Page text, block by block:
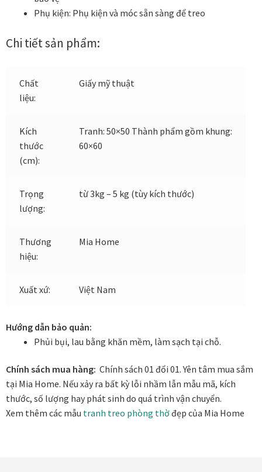
Đóng khung tranh kính cho tranh ảnh, giấy mỹ thuật,
poster, bản vẽ tay
Đóng khung tranh sơn mài
Đóng khung tranh thêu
Giỏ hàng
Homepage Test
In tranh treo tường theo yêu cầu
Fine Art Giclée Printing
In tranh canvas theo yêu cầu
In tranh dán tường theo yêu cầu
Phụ kiện: Phụ kiện và móc sẵn sàng để treo
Chi tiết sản phẩm:
Chất
liệu:
Giấy mỹ thuật
Kích
thước
(cm):
Tranh: 50×50 Thành phẩm gồm khung:
60×60
Trọng
lượng:
từ 3kg – 5 kg (tùy kích thước)
Thương
hiệu:
Mia Home
Xuất xứ: Việt Nam
Hướng dẫn bảo quản:
Phủi bụi, lau bằng khăn mềm, làm sạch tại chỗ.
Chính sách mua hàng: Chính sách 01 đổi 01. Yên tâm mua sắm
tại Mia Home. Nếu xảy ra bất kỳ lỗi nhầm lẫn mẫu mã, kích
thước, số lượng hay phát sinh do quá trình vận chuyển.
Xem thêm các mẫu tranh treo phòng thờđẹp của Mia Home